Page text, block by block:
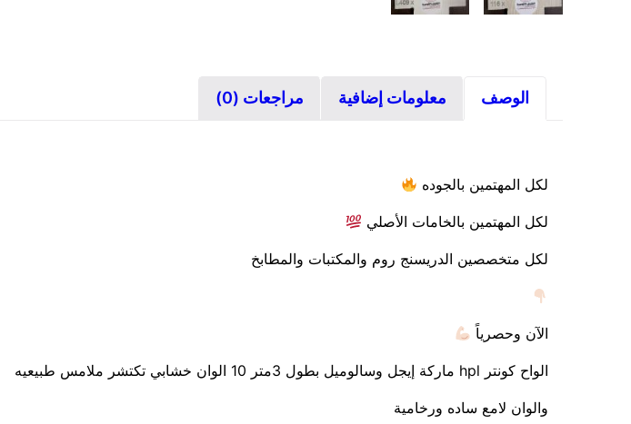
الوصف معلومات إضافية مراجعات (0)
لكل المهتمين بالجوده
لكل المهتمين بالخامات الأصلي
لكل متخصصين الدريسنج روم والمكتبات والمطابخ
الآن وحصرياً
الواح كونتر hpl ماركة إيجل وسالوميل بطول 3متر 10 الوان خشابي تكتشر ملامس طبيعيه
والوان لامع ساده ورخامية